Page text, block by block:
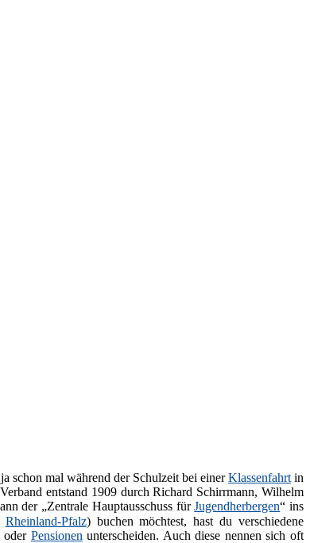
schon mal während der Schulzeit bei einerKlassenfahrtin
entstand 1909 durch Richard Schirrmann, Wilhelm
der „Zentrale Hauptausschuss fürJugendherbergen“ ins
Rheinland-Pfalz) buchen möchtest, hast du verschiedene
oder Pensionen unterscheiden. Auch diese nennen sich oft